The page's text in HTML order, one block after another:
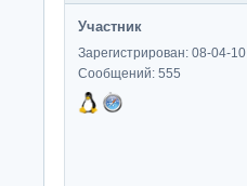
Участник
Зарегистрирован: 08-04-10
Сообщений: 555